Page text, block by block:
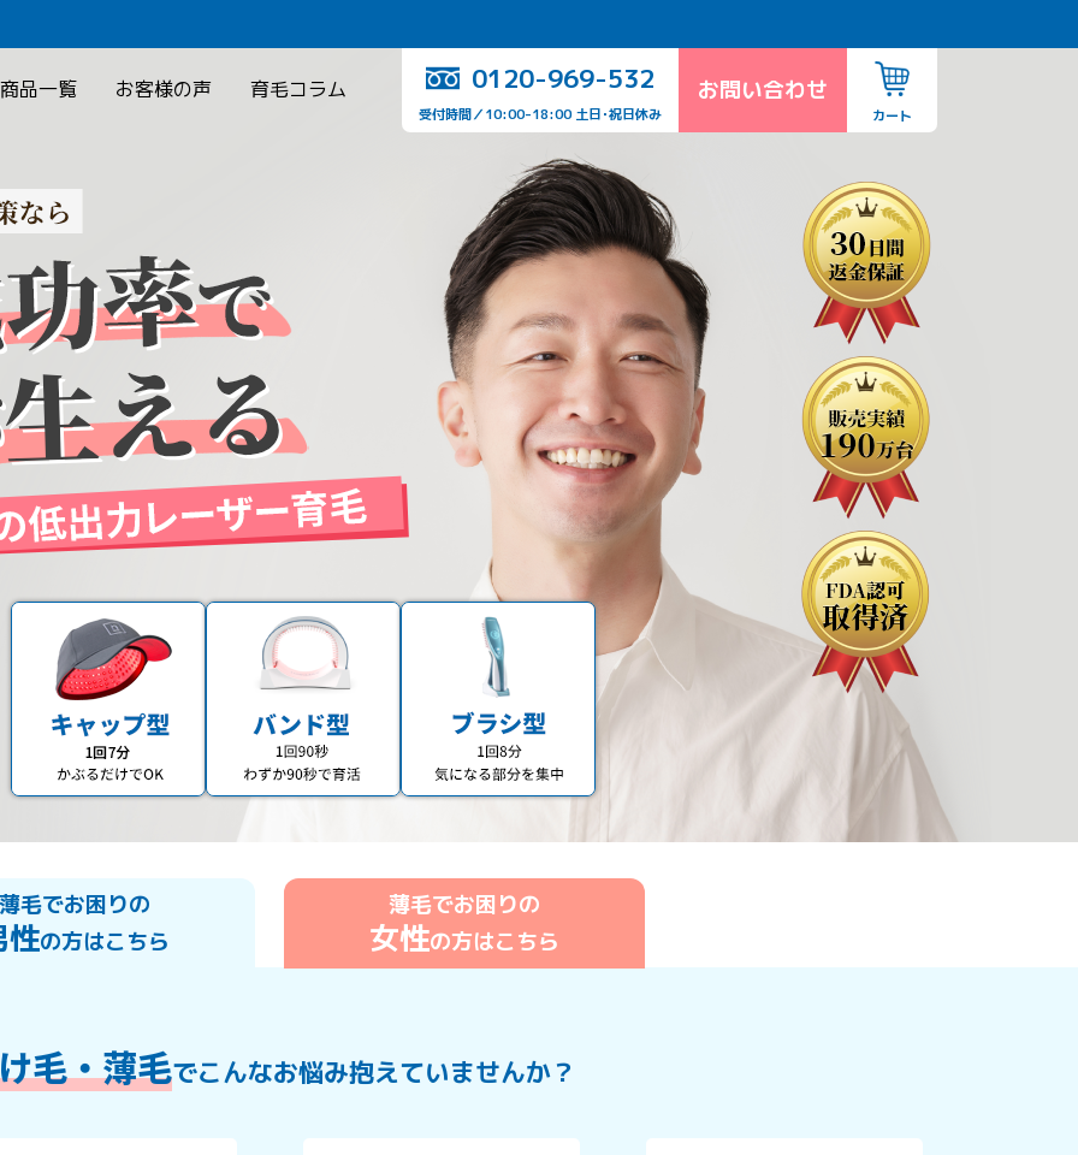
商品一覧 お客様の声 育毛コラム 0120-969-532
受付時間／10:00-18:00 土日･祝日休み
お問い合わせ
カート
薄毛でお困りの
性の方はこちら
薄毛でお困りの
女性の方はこちら
毛・薄毛でこんなお悩み抱えていませんか？